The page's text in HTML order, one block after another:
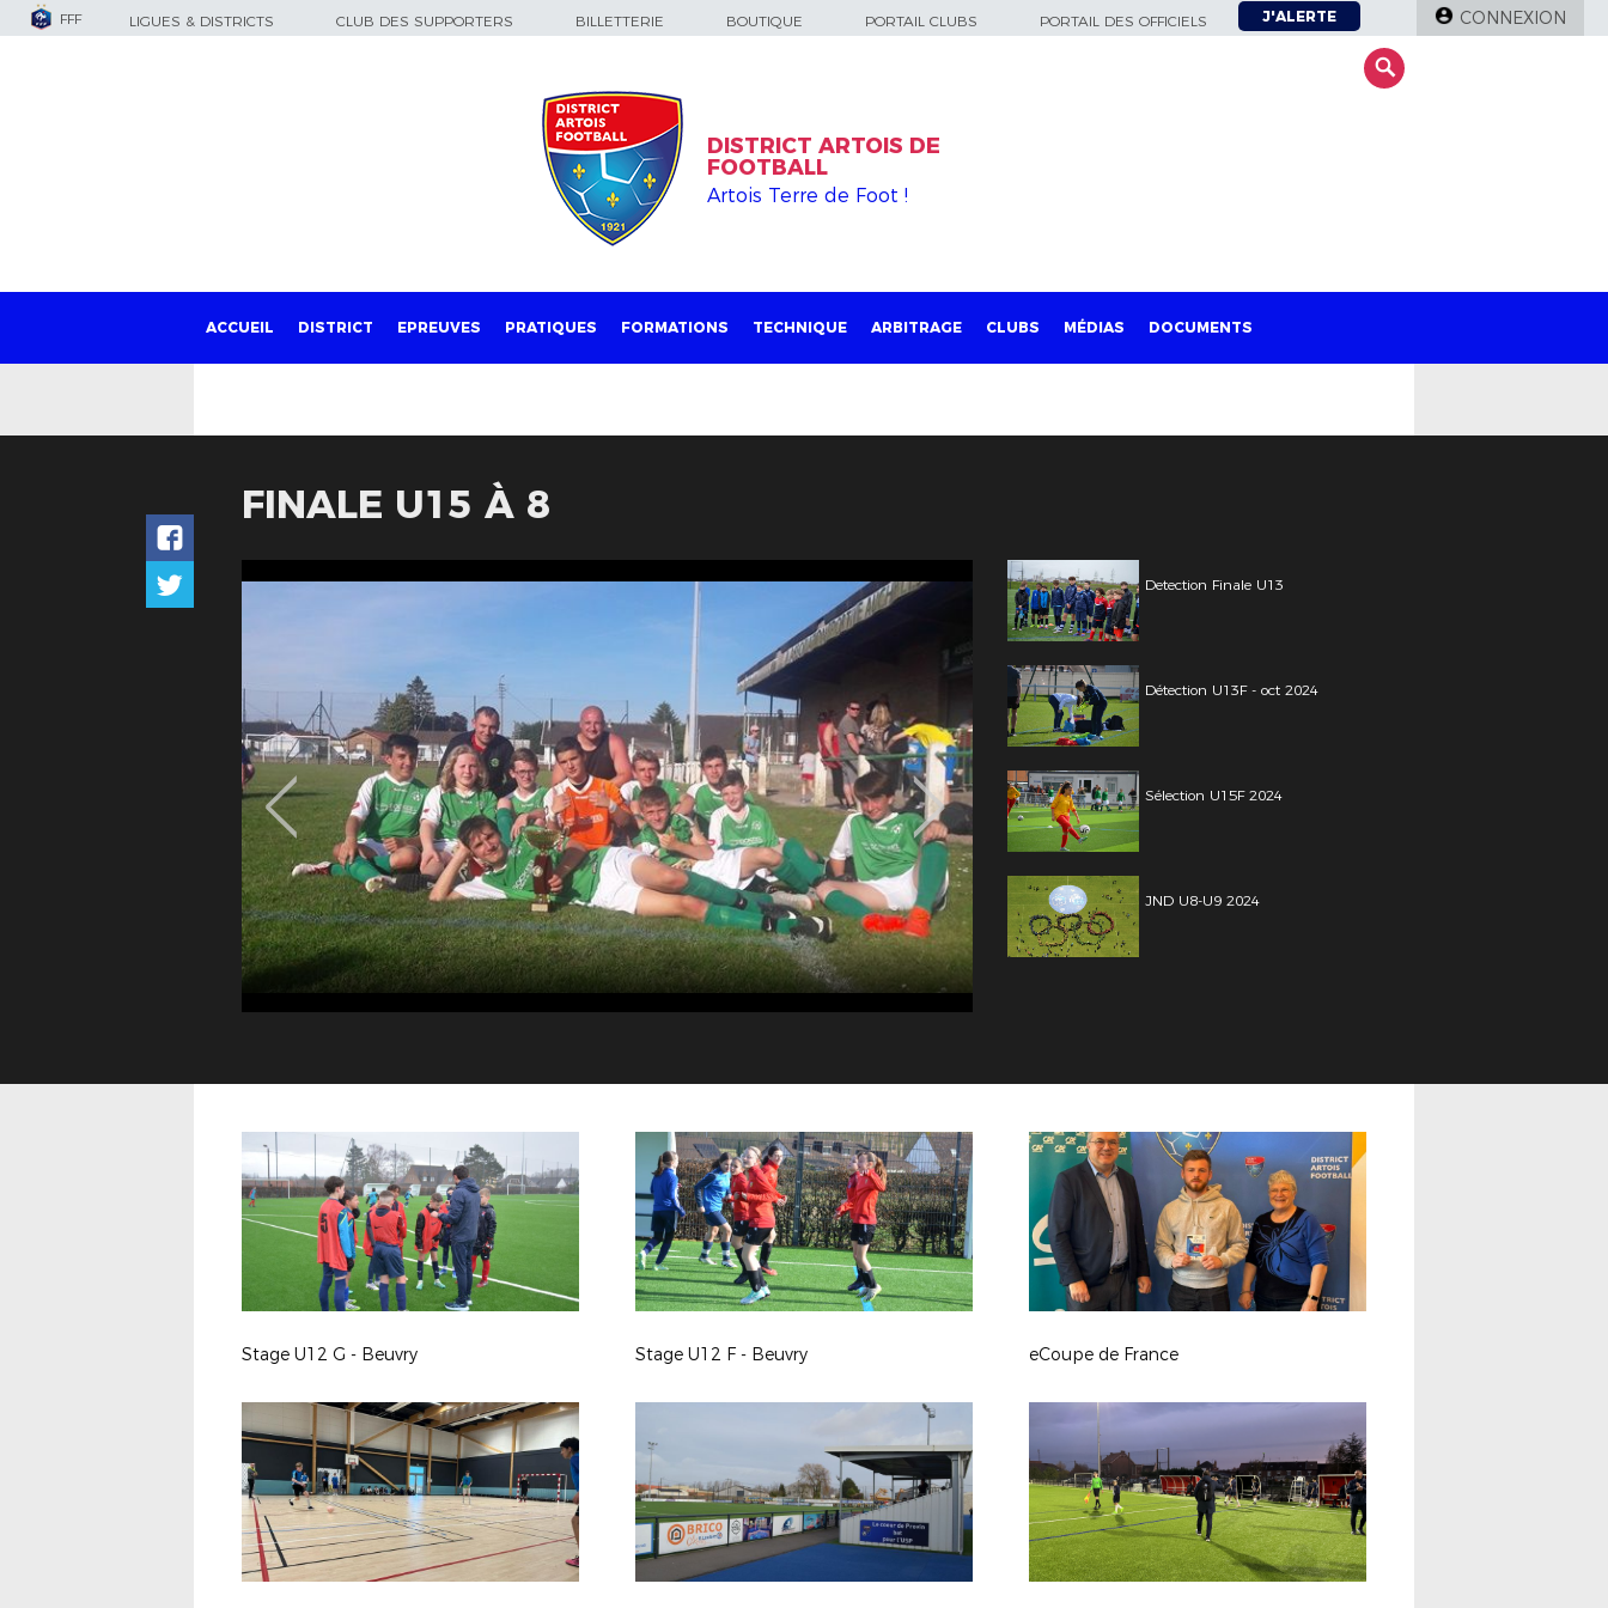
FFF LIGUES & DISTRICTS CLUB DES SUPPORTERS BILLETTERIE BOUTIQUE PORTAIL CLUBS PORTAIL DES OFFICIELS J'ALERTE CONNEXION
DISTRICT ARTOIS DE
FOOTBALL
Artois Terre de Foot !
ACCUEIL DISTRICT EPREUVES PRATIQUES FORMATIONS TECHNIQUE ARBITRAGE CLUBS MÉDIAS DOCUMENTS
FINALE U15 À 8
Detection Finale U13
Détection U13F - oct 2024
Sélection U15F 2024
JND U8-U9 2024
Stage U12 G - Beuvry Stage U12 F - Beuvry eCoupe de France